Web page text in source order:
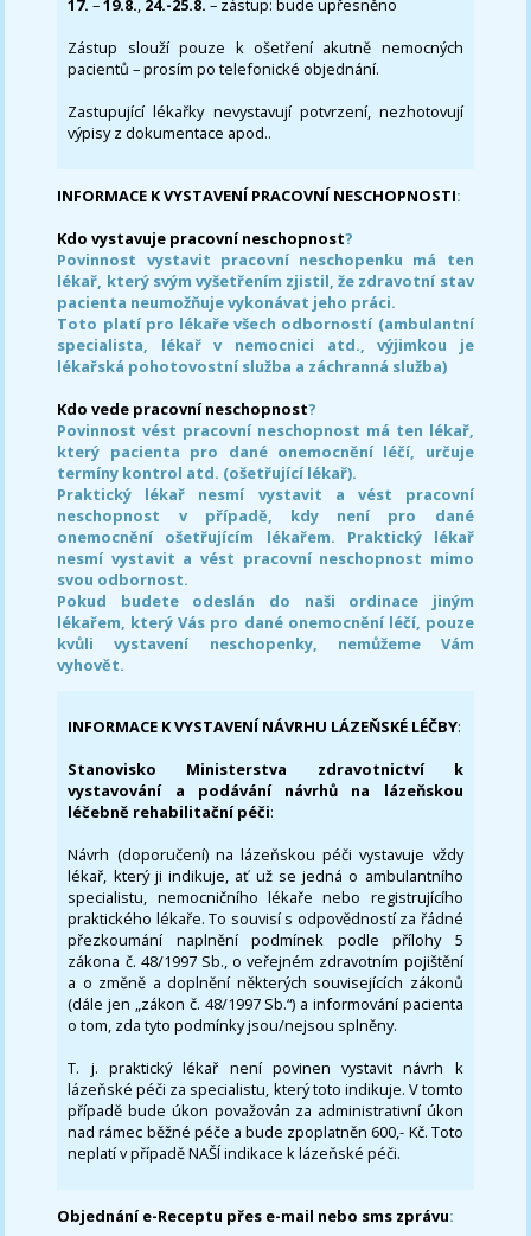
17. –19.8., 24.-25.8. – zástup: bude upřesněno
Zástup slouží pouze k ošetření akutně nemocných
pacientů – prosím po telefonické objednání.
Zastupující lékařky nevystavují potvrzení, nezhotovují
výpisy z dokumentace apod..
INFORMACE K VYSTAVENÍ PRACOVNÍ NESCHOPNOSTI:
Kdo vystavuje pracovní neschopnost?
Povinnost vystavit pracovní neschopenku má ten
lékař, který svým vyšetřením zjistil, že zdravotní stav
pacienta neumožňuje vykonávat jeho práci.
Toto platí pro lékaře všech odborností (ambulantní
specialista, lékař v nemocnici atd., výjimkou je
lékařská pohotovostní služba a záchranná služba)
Kdo vede pracovní neschopnost?
Povinnost vést pracovní neschopnost má ten lékař,
který pacienta pro dané onemocnění léčí, určuje
termíny kontrol atd. (ošetřující lékař).
Praktický lékař nesmí vystavit a vést pracovní
neschopnost v případě, kdy není pro dané
onemocnění ošetřujícím lékařem. Praktický lékař
nesmí vystavit a vést pracovní neschopnost mimo
svou odbornost.
Pokud budete odeslán do naši ordinace jiným
lékařem, který Vás pro dané onemocnění léčí, pouze
kvůli vystavení neschopenky, nemůžeme Vám
vyhovět.
INFORMACE K VYSTAVENÍ NÁVRHU LÁZEŇSKÉ LÉČBY:
Stanovisko Ministerstva zdravotnictví k
vystavování a podávání návrhů na lázeňskou
léčebně rehabilitační péči:
Návrh (doporučení) na lázeňskou péči vystavuje vždy
lékař, který ji indikuje, ať už se jedná o ambulantního
specialistu, nemocničního lékaře nebo registrujícího
praktického lékaře. To souvisí s odpovědností za řádné
přezkoumání naplnění podmínek podle přílohy 5
zákona č. 48/1997 Sb., o veřejném zdravotním pojištění
a o změně a doplnění některých souvisejících zákonů
(dále jen „zákon č. 48/1997 Sb.“) a informování pacienta
o tom, zda tyto podmínky jsou/nejsou splněny.
T. j. praktický lékař není povinen vystavit návrh k
lázeňské péči za specialistu, který toto indikuje. V tomto
případě bude úkon považován za administrativní úkon
nad rámec běžné péče a bude zpoplatněn 600,- Kč. Toto
neplatí v případě NAŠÍ indikace k lázeňské péči.
Objednání e-Receptu přes e-mail nebo sms zprávu: